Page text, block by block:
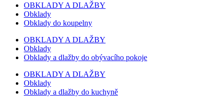
OBKLADY A DLAŽBY
Obklady
Obklady do koupelny
OBKLADY A DLAŽBY
Obklady
Obklady a dlažby do obývacího pokoje
OBKLADY A DLAŽBY
Obklady
Obklady a dlažby do kuchyně